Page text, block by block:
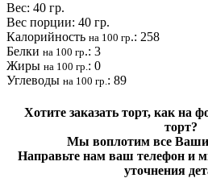
Вес: 40 гр.
Вес порции: 40 гр.
Калорийность на 100 гр.: 258
Белки на 100 гр.: 3
Жиры на 100 гр.: 0
Углеводы на 100 гр.: 89
Хотите заказать торт, как на
торт?
Мы воплотим все
Направьте нам ваш телефон и
уточнения